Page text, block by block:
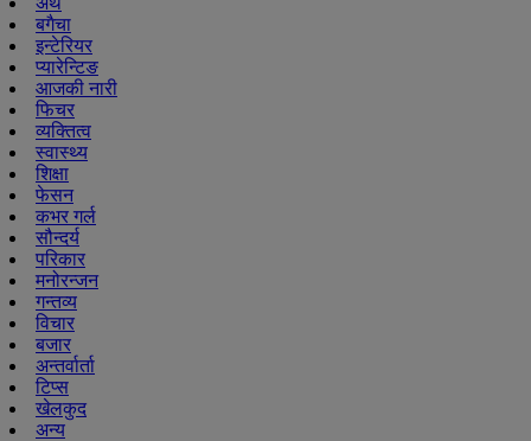
बगैचा
इन्टेरियर
प्यारेन्टिङ
आजकी नारी
फिचर
व्यक्तित्व
स्वास्थ्य
शिक्षा
फेसन
कभर गर्ल
सौन्दर्य
परिकार
मनोरन्जन
गन्तव्य
विचार
बजार
अन्तर्वार्ता
टिप्स
खेलकुद
अन्य